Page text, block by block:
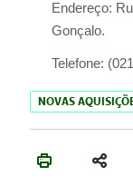
Endereço:
Gonçalo.
Telefone:
NOVAS